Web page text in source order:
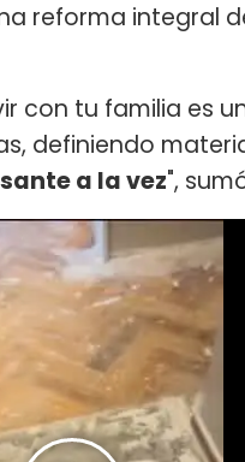
reforma integral
con tu familia es
definiendo
a la vez",